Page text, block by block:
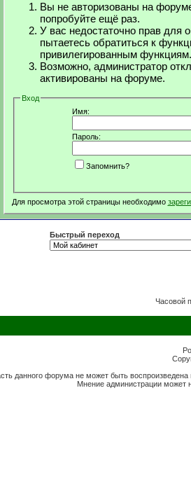
Вы не авторизованы на
попробуйте ещё раз.
У вас недостаточно прав для
пытаетесь обратиться к
привилегированным функциям.
Возможно, администратор
активированы на форуме.
Вход
Имя:
Пароль:
Запомнить?
Для просмотра этой страницы необходимо
Быстрый переход
Часовой
данного форума не может быть
Мнение администрации может